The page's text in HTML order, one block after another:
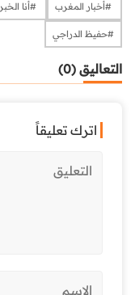
​​​​​​​​ #أخبار المغرب ​​​​​​​​ #أنا الخبر
​​​​​​​#حفيظ الدراجي
التعاليق (0)
اترك تعليقاً